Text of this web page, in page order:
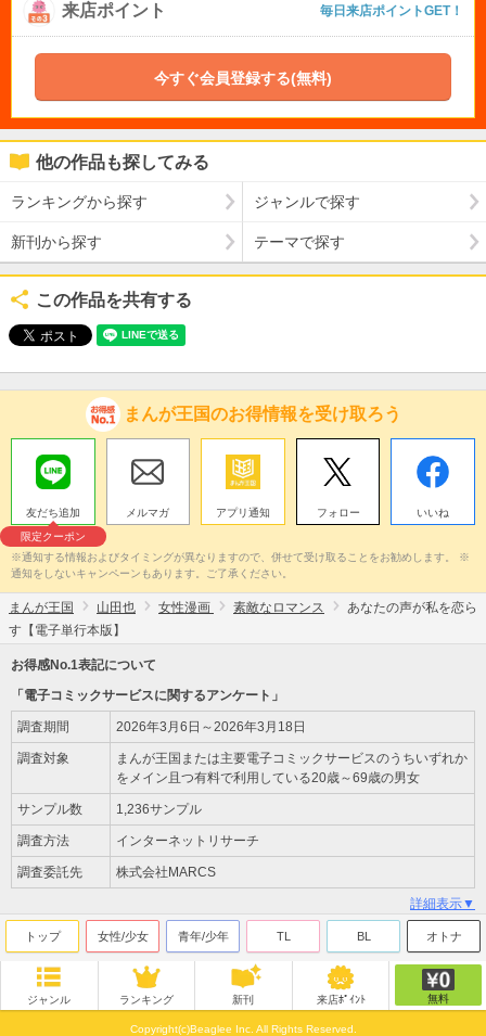
来店ポイント 毎日来店ポイントGET！
今すぐ会員登録する(無料)
他の作品も探してみる
ランキングから探す ジャンルで探す
新刊から探す テーマで探す
この作品を共有する
まんが王国のお得情報を受け取ろう
友だち追加
限定クーポン
メルマガ アプリ通知 フォロー いいね
※通知する情報およびタイミングが異なりますので、併せて受け取ることをお勧めします。 ※
通知をしないキャンペーンもあります。ご了承ください。
まんが王国 山田也 女性漫画 素敵なロマンス
あなたの声が私を恋ら
す【電子単行本版】
お得感No.1表記について
「電子コミックサービスに関するアンケート」
調査期間 2026年3月6日～2026年3月18日
調査対象
まんが王国または主要電子コミックサービスのうちいずれか
をメイン且つ有料で利用している20歳～69歳の男女
サンプル数 1,236サンプル
調査方法 インターネットリサーチ
調査委託先 株式会社MARCS
詳細表示▼
トップ 女性/少女 青年/少年 TL BL オトナ
ジャンル ランキング 新刊 来店ﾎﾟｲﾝﾄ 無料
Copyright(c)Beaglee Inc. All Rights Reserved.